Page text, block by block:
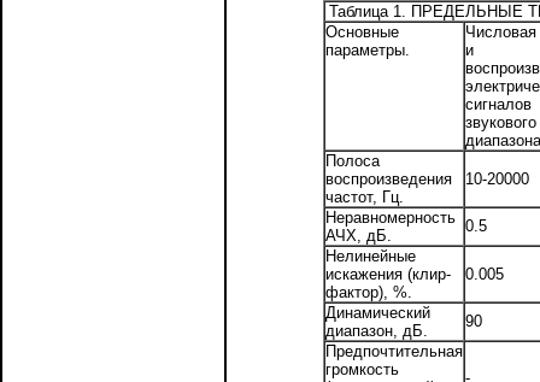
Таблица 1.
Основные
параметры.
Числовая
и
сигналов
звукового
Полоса
воспроизведения
частот, Гц.
10-20000
Неравномерность
АЧХ, дБ.
0.5
Нелинейные
искажения (клир-
фактор), %.
0.005
Динамический
диапазон, дБ.
90
Предпочтительная
громкость
-